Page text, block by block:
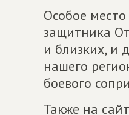
Особое
защитника
и близких, и
нашего
боевого
Также на